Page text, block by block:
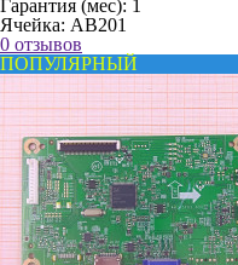
Гарантия (мес): 1
Ячейка: AB201
0 отзывов
ПОПУЛЯРНЫЙ